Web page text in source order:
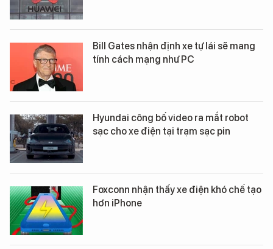
Bill Gates nhận định xe tự lái sẽ mang
tính cách mạng như PC
Hyundai công bố video ra mắt robot
sạc cho xe điện tại trạm sạc pin
Foxconn nhận thấy xe điện khó chế tạo
hơn iPhone